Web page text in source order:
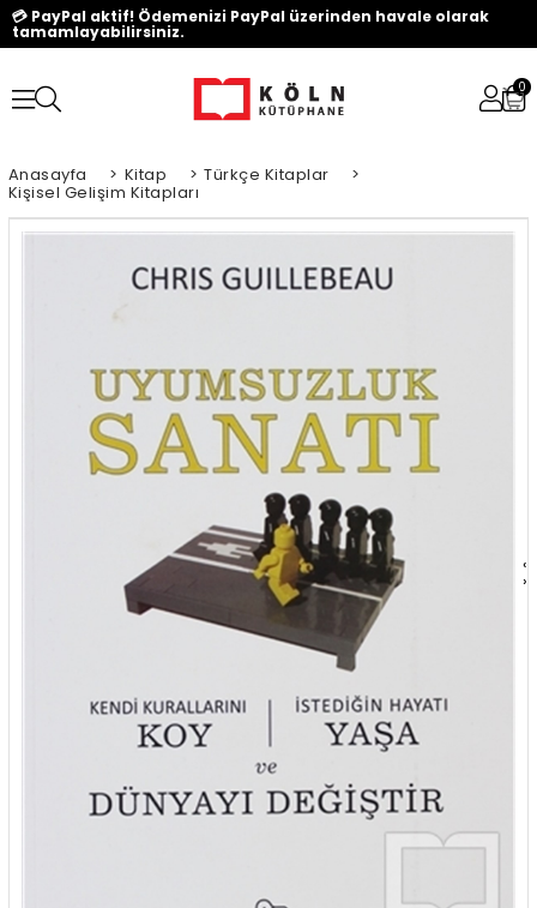
💳 PayPal aktif! Ödemenizi PayPal üzerinden havale olarak
tamamlayabilirsiniz.
0
Anasayfa > Kitap > Türkçe Kitaplar >
Kişisel Gelişim Kitapları
‹
›